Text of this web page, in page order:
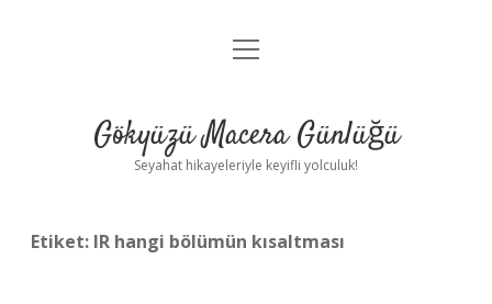
Anasayfa
Yasal Uyarı
menüyü
Gökyüzü Macera Günlüğü
Seyahat hikayeleriyle keyifli yolculuk!
Etiket: IR hangi bölümün kısaltması